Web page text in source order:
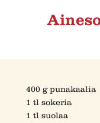
400 g punakaalia
1 tl sokeria
1 tl suolaa